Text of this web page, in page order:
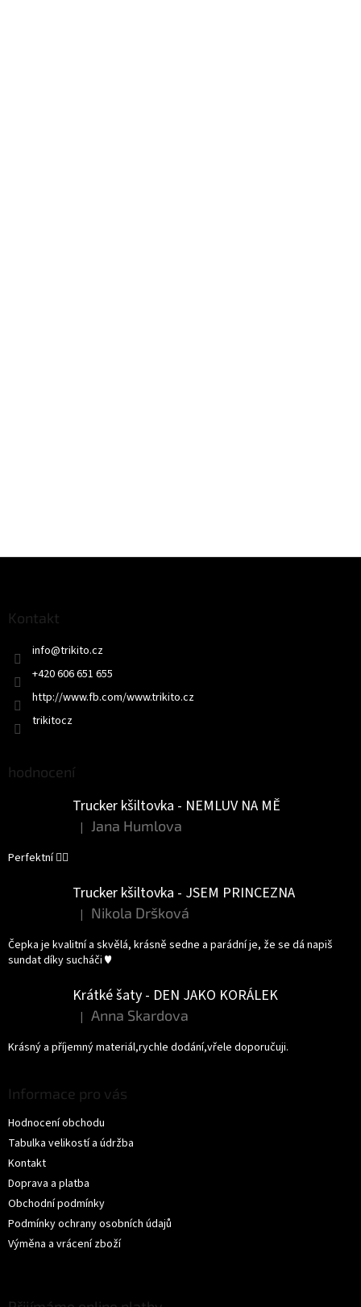
Kontakt
info@trikito.cz
+420 606 651 655
http://www.fb.com/www.trikito.cz
trikitocz
hodnocení
Trucker kšiltovka - NEMLUV NA MĚ
Hodnocení produktu je 5 z 5 hvězdiček.
| Jana Humlova
Perfektní 👌🏻
Trucker kšiltovka - JSEM PRINCEZNA
Hodnocení produktu je 5 z 5 hvězdiček.
| Nikola Dršková
Čepka je kvalitní a skvělá, krásně sedne a parádní je, že se dá napiš
sundat díky sucháči ♥️
Krátké šaty - DEN JAKO KORÁLEK
Hodnocení produktu je 5 z 5 hvězdiček.
| Anna Skardova
Krásný a příjemný materiál,rychle dodání,vřele doporučuji.
Informace pro vás
Hodnocení obchodu
Tabulka velikostí a údržba
Kontakt
Doprava a platba
Obchodní podmínky
Podmínky ochrany osobních údajů
Výměna a vrácení zboží